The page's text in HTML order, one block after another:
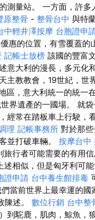
測量站。 一方面，許
原整骨 - 整骨台中 與特
中輕井澤按摩 台胞證申
惠的位置，有雪覆蓋的
記帳士放榜 該國的豐富
意大利的漫長，多元化
主教教會，19世紀，世
區，意大利統一的統一
界遺產的一國場。 就
經常在踏板車上行駛，
理 記帳事務所 對於那
並打破車輛。 按摩台中
行者可能需要的有用信
相似，但是匈牙利可
證申請 台中養生館排毒
當前世界上最幸運的
陳述。 數位行銷 台中整
到駝鹿，肌肉，鯨魚，